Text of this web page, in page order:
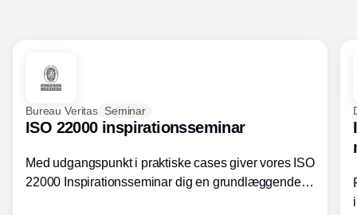
Bureau Veritas Seminar
ISO 22000 inspirationsseminar
Med udgangspunkt i praktiske cases giver vores ISO
22000 Inspirationsseminar dig en grundlæggende